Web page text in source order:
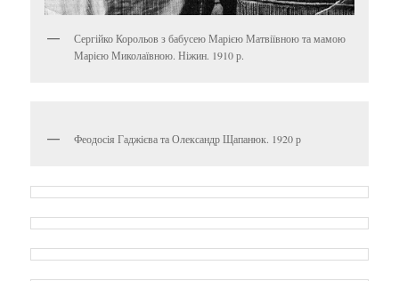
Сергійко Корольов з бабусею Марією Матвіївною та мамою
Марією Миколаївною. Ніжин. 1910 р.
Феодосія Гаджієва та Олександр Щапанюк. 1920 р